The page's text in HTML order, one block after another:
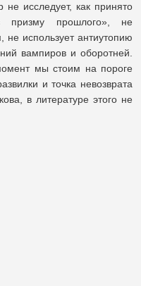
исследует, как принято
призму прошлого», не
использует антиутопию
вампиров и оборотней.
мы стоим на пороге
и точка невозврата
в литературе этого не